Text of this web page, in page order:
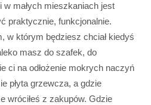
w małych mieszkaniach jest
praktycznie, funkcjonalnie.
w którym będziesz chciał kiedyś
masz do szafek, do
ci na odłożenie mokrych naczyń
płyta grzewcza, a gdzie
wróciłeś z zakupów. Gdzie